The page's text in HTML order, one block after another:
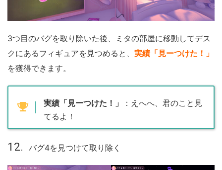
3つ目のバグを取り除いた後、ミタの部屋に移動してデス
クにあるフィギュアを見つめると、 実績「見ーつけた！」
を獲得できます。
実績「見ーつけた！」
：えへへ、君のこと見
てるよ！
バグ4を見つけて取り除く